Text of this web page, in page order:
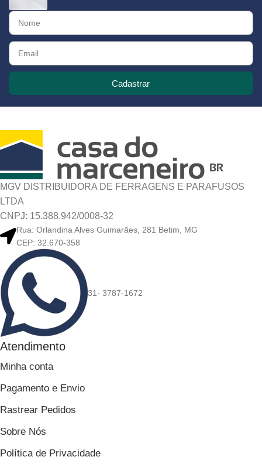
Cadastrar
MGV DISTRIBUIDORA DE FERRAGENS E PARAFUSOS
LTDA
CNPJ: 15.388.942/0008-32
Rua: Orlandina Alves Guimarães, 281 Betim, MG
CEP: 32.670-358
31- 3787-1672
Atendimento
Minha conta
Pagamento e Envio
Rastrear Pedidos
Sobre Nós
Política de Privacidade